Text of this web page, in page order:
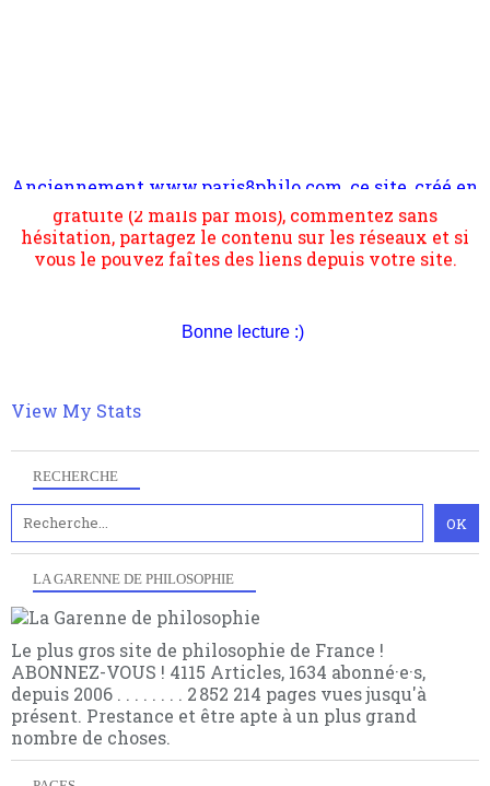
RECHERCHE
LA GARENNE DE PHILOSOPHIE
Le plus gros site de philosophie de France !
ABONNEZ-VOUS ! 4115 Articles, 1634 abonné·e·s,
depuis 2006 . . . . . . . . 2 852 214 pages vues jusqu'à
présent. Prestance et être apte à un plus grand
nombre de choses.
2006 lors du mouvement anti-CPE, a rendu compte de
s'occupe plus largement de rendre compte d'une
transformation dans les paradigmes philosophiques
suivant la pensée du Dehors ou du Surpli, omme la
quantique, résolvant la plupart des impasses
multiples facteurs et échelles. Ce site contient des
articles pour être apte à un plus grand nombre de
gratuite (2 mails par mois), commentez sans
hésitation, partagez le contenu sur les réseaux et si
vous le pouvez faîtes des liens depuis votre site.
Bonne lecture :)
View My Stats